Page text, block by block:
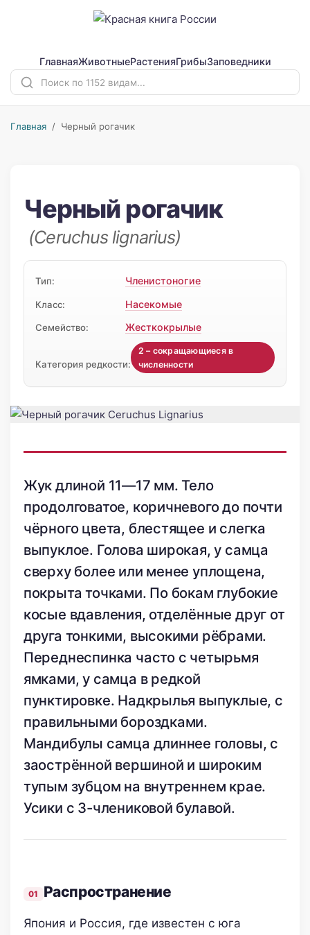
ГлавнаяЖивотныеРастенияГрибыЗаповедники
Главная / Черный рогачик
Черный рогачик
(Ceruchus lignarius)
Тип: Членистоногие
Класс: Насекомые
Семейство: Жесткокрылые
Категория редкости:
2 – сокращающиеся в
численности
Жук длиной 11—17 мм. Тело
продолговатое, коричневого до почти
чёрного цвета, блестящее и слегка
выпуклое. Голова широкая, у самца
сверху более или менее уплощена,
покрыта точками. По бокам глубокие
косые вдавления, отделённые друг от
друга тонкими, высокими рёбрами.
Переднеспинка часто с четырьмя
ямками, у самца в редкой
пунктировке. Надкрылья выпуклые, с
правильными бороздками.
Мандибулы самца длиннее головы, с
заострённой вершиной и широким
тупым зубцом на внутреннем крае.
Усики с 3-члениковой булавой.
Распространение
Япония и Россия, где известен с юга